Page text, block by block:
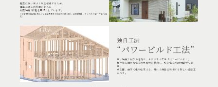
地震に強い家づくりを推進するため、
建築基準法の基準を超える
耐震強度2倍超を基準としています。
※許容応力度計算法による建築基準法の強度の2倍を超える耐震性能。ナイスの分譲一戸建て住
宅。
独自工法
“パワービルド工法”
高い強度と耐久性を誇る、オリジナル工法「パワービルド」。
柱や梁に頑丈な構造用集成材を使用し、壁を構造用耐力面材で補
完。
点と面、両方で建物を支える、優れた性能を発揮する新しい建築工
法です。